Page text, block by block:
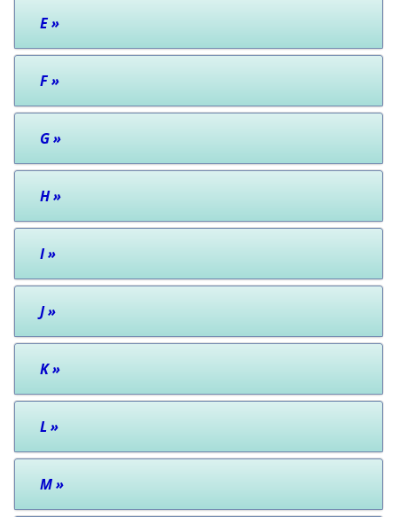
E»
F»
G»
H»
I»
J»
K»
L»
M»